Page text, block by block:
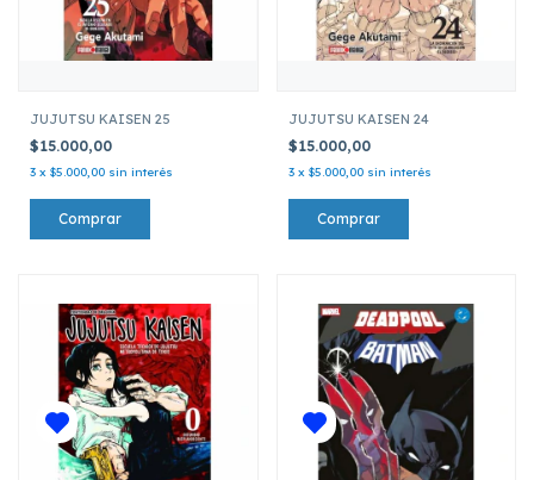
JUJUTSU KAISEN 25
$15.000,00
3 x $5.000,00 sin interés
JUJUTSU KAISEN 24
$15.000,00
3 x $5.000,00 sin interés